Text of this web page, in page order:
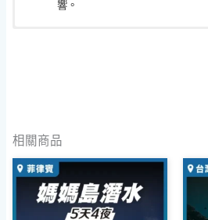
響。
為維護行程順利進行，若當日原
航，將會安排同等級的替代船隻
響。
活動開始前60天須繳清尾款，逾
若因天災、事變等不可抗力因素
相關商品